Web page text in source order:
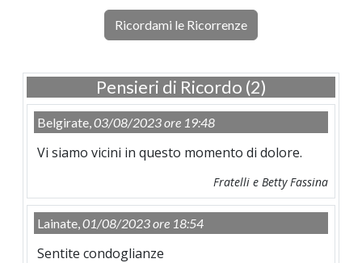
Ricordami le Ricorrenze
Pensieri di Ricordo (2)
Belgirate,03/08/2023 ore 19:48
Vi siamo vicini in questo momento di dolore.
Fratelli e Betty Fassina
Lainate,01/08/2023 ore 18:54
Sentite condoglianze